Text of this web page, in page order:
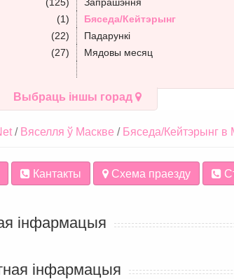
(1) Бяседа/Кейтэрынг
(22) Падарункі
(27) Мядовы месяц
Выбраць іншы горад
Вяселля ў Маскве Бяседа/Кейтэрынг в
Кантакты Схема праезду
інфармацыя
інфармацыя